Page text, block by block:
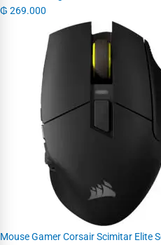
₲ 269.000
Mouse Gamer Corsair Scimitar Elite